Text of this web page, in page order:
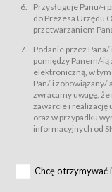
dnia 18 lipca 2002 r.
r., Nr 144, poz. 1204,
Na zasadach
Usługobiorca przed
zapoznać się z
usługi newsletter za
zamieszczonego na
Usługobiorców
Usługobiorca
od chwili rozpoczęcia
Regulamin jest
Warunki techniczne
Przysługuje Panu/-i
do Prezesa Urzędu
przetwarzaniem
Podanie przez
pomiędzy Panem/-ią
elektroniczną, w
Pan/-i
zwracamy uwagę,
zawarcie i realizację
oraz w przypadku
informacyjnych od
Chcę otrzymywać